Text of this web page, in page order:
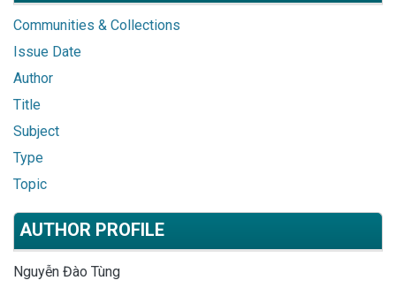
Communities & Collections
Issue Date
Author
Title
Subject
Type
Topic
AUTHOR PROFILE
Nguyễn Đào Tùng